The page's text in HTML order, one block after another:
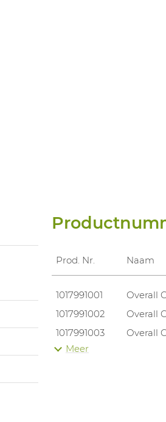
Prod. Nr. Naam
1017991001 Overall
1017991002
Overall
1017991003
Overall
1017991004
Meer